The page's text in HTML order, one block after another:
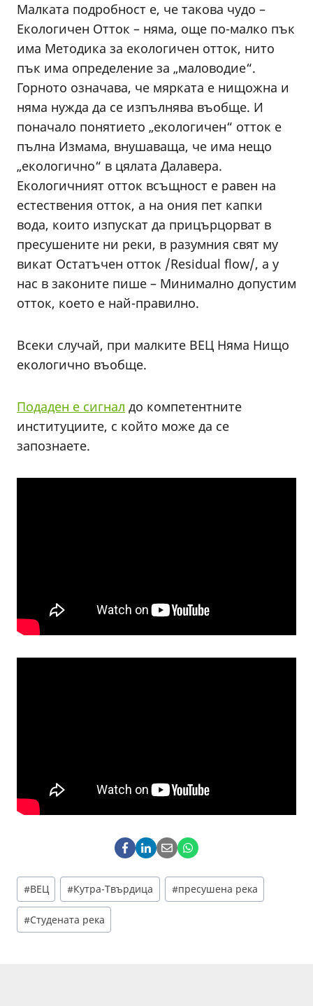
Малката подробност е, че такова чудо –
Екологичен Отток – няма, още по-малко пък
има Методика за екологичен отток, нито
пък има определение за „маловодие“.
Горното означава, че мярката е нищожна и
няма нужда да се изпълнява въобще. И
поначало понятието „екологичен“ отток е
пълна Измама, внушаваща, че има нещо
„екологично“ в цялата Далавера.
Екологичният отток всъщност е равен на
естествения отток, а на ония пет капки
вода, които изпускат да прицърцорват в
пресушените ни реки, в разумния свят му
викат Остатъчен отток /Residual flow/, а у
нас в законите пише – Минимално допустим
отток, което е най-правилно.
Всеки случай, при малките ВЕЦ Няма Нищо
екологично въобще.
Подаден е сигнал до компетентните
институциите, с който може да се
запознаете.
Post
Tags:
#ВЕЦ #Кутра-Твърдица #пресушена река
#Студената река